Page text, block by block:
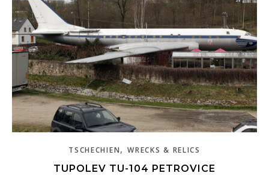
TSCHECHIEN,WRECKS & RELICS
TUPOLEV TU-104 PETROVICE